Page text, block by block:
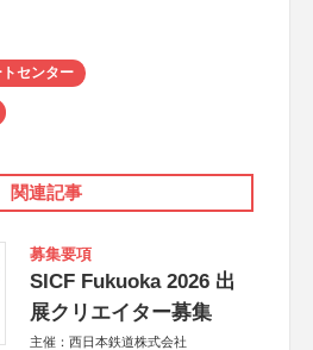
センター
関連記事
募集要項
SICF Fukuoka 2026 出
展クリエイター募集
主催：西日本鉄道株式会社